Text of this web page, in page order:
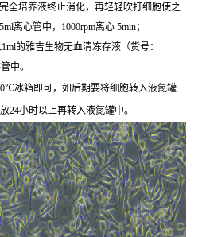
全培养液终止消化，再轻轻吹打细胞使之
离心管中，1000rpm离心 5min；
的雅吉生物无血清冻存液（货号：
中。
冰箱即可，如后期要将细胞转入液氮罐
24小时以上再转入液氮罐中。